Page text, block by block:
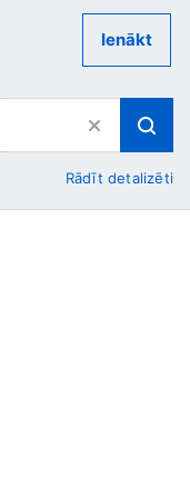
Ienākt
Rādīt detalizēti